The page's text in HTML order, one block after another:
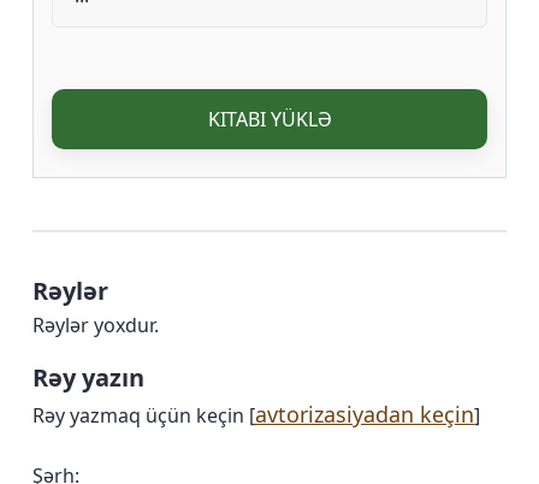
KITABI YÜKLƏ
Rəylər
Rəylər yoxdur.
Rəy yazın
Rəy yazmaq üçün keçin [avtorizasiyadan keçin]
Şərh: